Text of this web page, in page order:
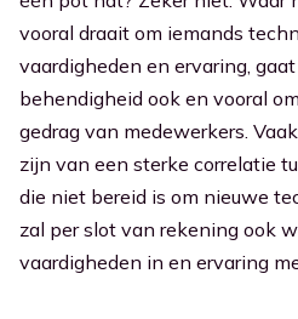
vooral draait om iemands
vaardigheden en ervaring,
behendigheid ook en vooral
gedrag van medewerkers.
zijn van een sterke correlatie
die niet bereid is om nieuwe
zal per slot van rekening ook
vaardigheden in en ervaring